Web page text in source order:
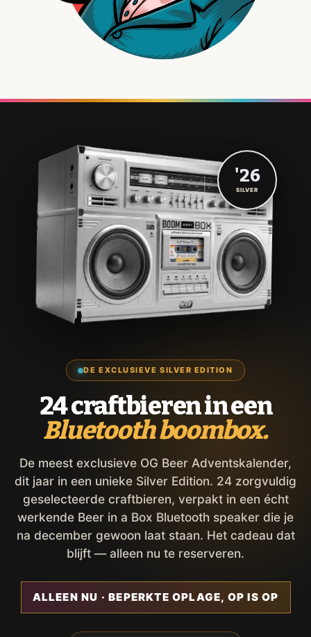
DE EXCLUSIEVE SILVER EDITION
24 craftbieren in een
Bluetooth boombox.
De meest exclusieve OG Beer Adventskalender,
dit jaar in een unieke Silver Edition. 24 zorgvuldig
geselecteerde craftbieren, verpakt in een écht
werkende Beer in a Box Bluetooth speaker die je
na december gewoon laat staan. Het cadeau dat
blijft — alleen nu te reserveren.
ALLEEN NU · BEPERKTE OPLAGE, OP IS OP
'26
SILVER